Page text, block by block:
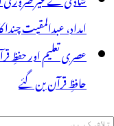
امداد، عبدالمقیت چندا
عصری تعلیم اور حفظِ
حافظِ قرآن بن گئے
تلاش